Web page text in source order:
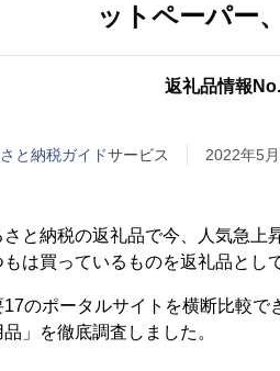
ットペーパー
返礼品情報
と納税ガイドサービス 2022年5
さと納税の返礼品で今、人気急上
もは買っているものを返礼品とし
17のポータルサイトを横断比較で
品」を徹底調査しました。